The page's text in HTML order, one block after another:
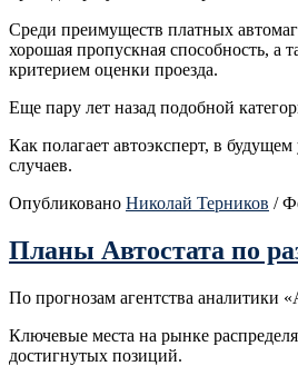
Среди преимуществ платных
хорошая пропускная способность, а
критерием оценки проезда.
Еще пару лет назад подобной
Как полагает автоэксперт, в
случаев.
Опубликовано Николай Терников /
Планы Автостата по
По прогнозам агентства аналитики
Ключевые места на рынке
достигнутых позиций.